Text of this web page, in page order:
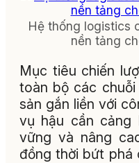
Hệ thống logistics
nền tảng
Mục tiêu chiến
toàn bộ các
sản gắn liền với
vụ hậu cần cảng
vững và nâng
đồng thời bứt phá